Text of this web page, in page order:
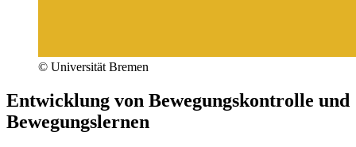
© Universität Bremen
Entwicklung von Bewegungskontrolle und
Bewegungslernen